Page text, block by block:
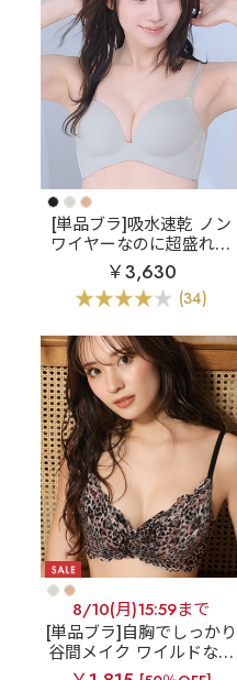
[単品ブラ]吸水速乾 ノン
ワイヤーなのに超盛れる
シームレスブラ
乾 ノンワイヤー 超盛ブラ
(R) 単品ブラジャー
￥3,630
(34)
8/10(月)15:59まで
[単品ブラ]自胸でしっかり
谷間メイク ワイルドなレ
オパードプリント
【WE